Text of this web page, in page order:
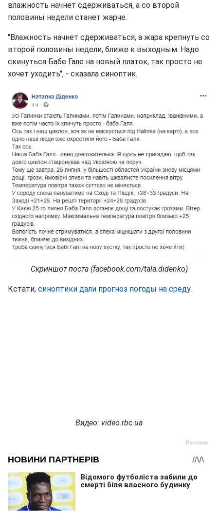
влажность начнет сдерживаться, а со второй
половины недели станет жарче.
"Влажность начнет сдерживаться, а жара крепнуть со
второй половины недели, ближе к выходным. Надо
скинуться Бабе Гале на новый платок, так просто не
хочет уходить", - сказала синоптик.
Скриншот поста (facebook.com/tala.didenko)
Кстати, синоптики дали прогноз погоды на среду.
Видео: video.rbc.ua